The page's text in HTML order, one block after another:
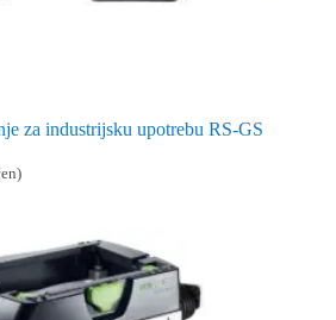
za industrijsku upotrebu RS-GS